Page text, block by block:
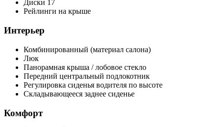
Диски 17
Рейлинги на крыше
Интерьер
Комбинированный (материал салона)
Люк
Панорамная крыша / лобовое стекло
Передний центральный подлокотник
Регулировка сиденья водителя по высоте
Складывающееся заднее сиденье
Комфорт